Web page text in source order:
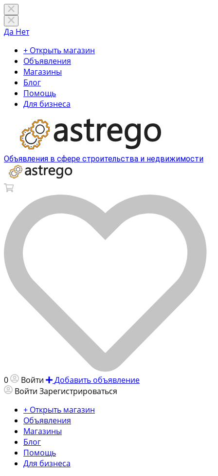
Да Нет
+ Открыть магазин
Объявления
Магазины
Блог
Помощь
Для бизнеса
Объявления в сфере строительства и недвижимости
0 Войти
Добавить объявление
Войти Зарегистрироваться
+ Открыть магазин
Объявления
Магазины
Блог
Помощь
Для бизнеса